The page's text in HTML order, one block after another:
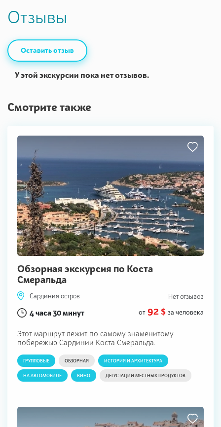
Отзывы
Оставить отзыв
У этой экскурсии пока нет отзывов.
Смотрите также
Обзорная экскурсия по Коста
Смеральда
Сардиния остров Нет отзывов
4 часа 30 минут от 92 $ за человека
Этот маршрут лежит по самому знаменитому
побережью Сардинии Коста Смеральда.
ГРУППОВЫЕ ОБЗОРНАЯ ИСТОРИЯ И АРХИТЕКТУРА
НА АВТОМОБИЛЕ ВИНО ДЕГУСТАЦИИ МЕСТНЫХ ПРОДУКТОВ